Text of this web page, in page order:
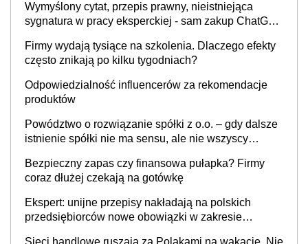
Wymyślony cytat, przepis prawny, nieistniejąca
sygnatura w pracy eksperckiej - sam zakup ChatGPT
Firmy wydają tysiące na szkolenia. Dlaczego efekty
często znikają po kilku tygodniach?
Odpowiedzialność influencerów za rekomendacje
produktów
Powództwo o rozwiązanie spółki z o.o. – gdy dalsze
istnienie spółki nie ma sensu, ale nie wszyscy
Bezpieczny zapas czy finansowa pułapka? Firmy
coraz dłużej czekają na gotówkę
Ekspert: unijne przepisy nakładają na polskich
przedsiębiorców nowe obowiązki w zakresie